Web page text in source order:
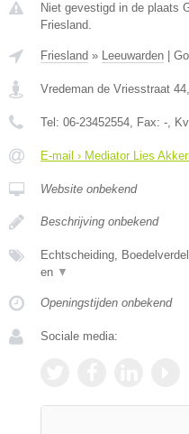
Niet gevestigd in de plaats
Friesland.
Friesland » Leeuwarden
Vredeman de Vriesstraat 44,
Tel: 06-23452554, Fax: -,
E-mail › Mediator Lies
Website onbekend
Beschrijving onbekend
Echtscheiding,
en ▼
Openingstijden onbekend
Sociale media: